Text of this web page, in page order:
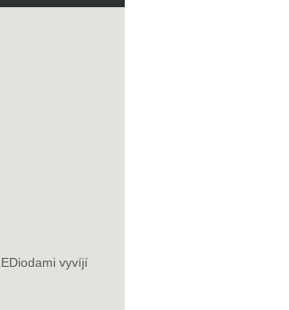
vyvíjí